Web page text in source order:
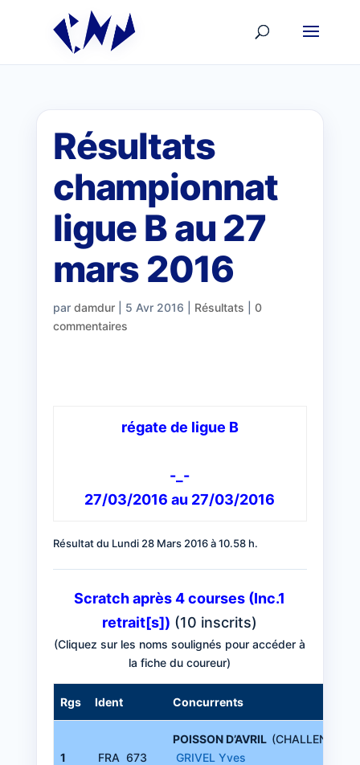
Résultats
championnat
ligue B au 27
mars 2016
par damdur| 5 Avr 2016 Résultats
0
commentaires
régate de ligue B
-_-
27/03/2016 au 27/03/2016
Résultat du Lundi 28 Mars 2016 à 10.58 h.
Scratch après 4 courses (Inc.1
retrait[s]) (10 inscrits)
(Cliquez sur les noms soulignés pour accéder à
la fiche du coureur)
Rgs Ident Concurrents
1 FRA 673
POISSON D’AVRIL (CHALLENGER
GRIVEL Yves